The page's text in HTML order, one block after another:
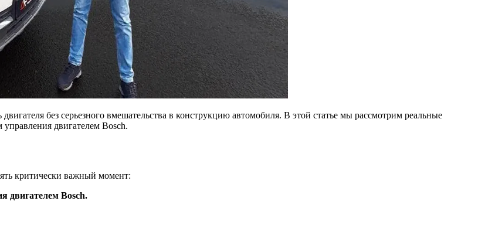
без серьезного вмешательства в конструкцию автомобиля. В этой статье мы рассмотрим реальные
двигателем Bosch.
критически важный момент:
двигателем Bosch.